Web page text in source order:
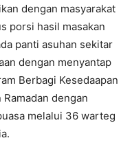
dengan masyarakat
porsi hasil masakan
panti asuhan sekitar
dengan menyantap
Berbagi Kesedaapan
dengan
melalui 36 warteg